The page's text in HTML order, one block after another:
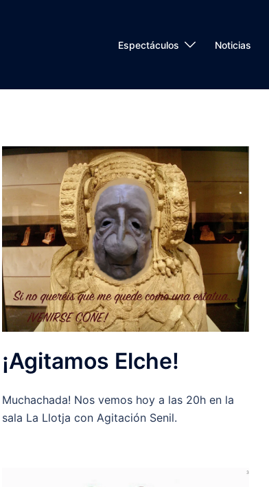
Espectáculos Noticias
¡Agitamos Elche!
Muchachada! Nos vemos hoy a las 20h en la
sala La Llotja con Agitación Senil.